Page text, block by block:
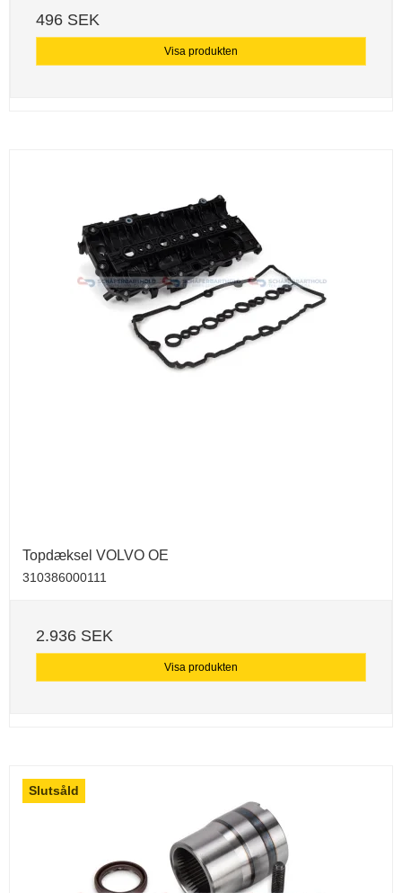
496 SEK
Visa produkten
Topdæksel VOLVO OE
310386000111
2.936 SEK
Visa produkten
Slutsåld